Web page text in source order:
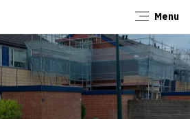
Menu
Sluiten